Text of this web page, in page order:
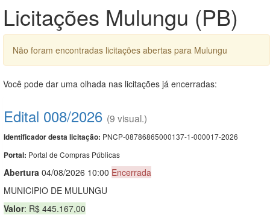
Licitações Mulungu (PB)
Não foram encontradas licitações abertas para Mulungu
Você pode dar uma olhada nas licitações já encerradas:
Edital 008/2026 (9 visual.)
Identificador desta licitação: PNCP-08786865000137-1-000017-2026
Portal: Portal de Compras Públicas
Abertura 04/08/2026 10:00 Encerrada
MUNICIPIO DE MULUNGU
Valor: R$ 445.167,00